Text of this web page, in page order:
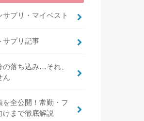
サプリ・マイベスト
サプリ記事
の落ち込み…それ、
ん
全公開！常勤・フ
けまで徹底解説